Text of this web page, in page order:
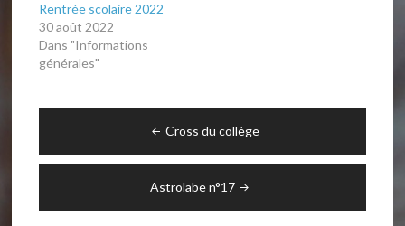
Rentrée scolaire 2022
30 août 2022
Dans "Informations
générales"
l’article
Cross du collège
Astrolabe n°17